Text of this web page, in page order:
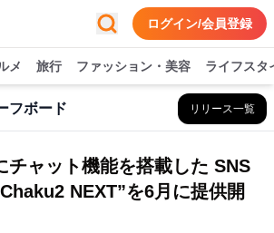
ログイン/会員登録
メ 旅行 ファッション・美容 ライフスタ
フボード リリース一覧
チャット機能を搭載した SNS
NEXT”を6月に提供開